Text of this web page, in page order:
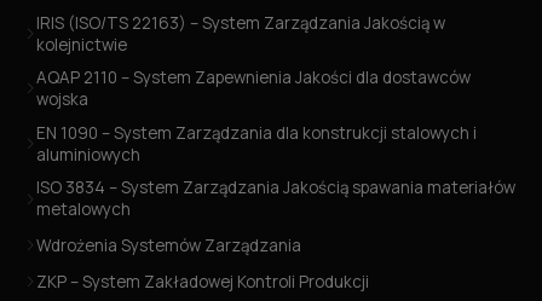
IRIS (ISO/TS 22163) – System Zarządzania Jakością w
kolejnictwie
AQAP 2110 – System Zapewnienia Jakości dla dostawców
wojska
EN 1090 – System Zarządzania dla konstrukcji stalowych i
aluminiowych
ISO 3834 – System Zarządzania Jakością spawania materiałów
metalowych
Wdrożenia Systemów Zarządzania
ZKP – System Zakładowej Kontroli Produkcji